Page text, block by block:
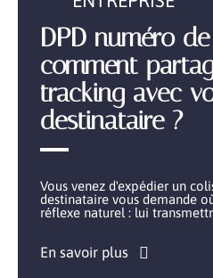
DPD numéro
comment
tracking avec
destinataire ?
Vous venez d'expédier un
destinataire vous demande
réflexe naturel : lui
En savoir plus